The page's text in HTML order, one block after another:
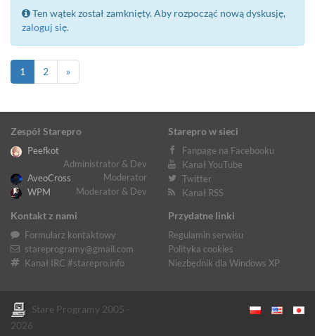
Ten wątek został zamknięty. Aby rozpocząć nową dyskusję,
zaloguj się.
1 2 »
Zespół Starepro
Peefkot
Administrator & Dev
AveoCross
Moderator
WPM
Moderator & Dev
Starepro w sieci
Fanpage na Facebooku
Kanał YouTube
Twitter
Kanał RSS
Kontakt z nami
Formularz kontaktowy
stareprogramy@gmail.com
Kanał IRC #starepro.info
Przydatne linki
Regulamin serwisu
Polityka cookies
Niezbędnik dla Windows XP
Stare Programy 2005 -
2026